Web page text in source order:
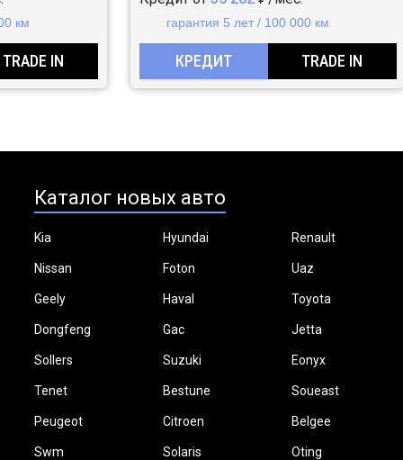
км
TRADE IN
гарантия 5 лет / 100 000 км
КРЕДИТ TRADE IN
Каталог новых авто
Kia Hyundai Renault
Nissan Foton Uaz
Geely Haval Toyota
Dongfeng Gac Jetta
Sollers Suzuki Eonyx
Tenet Bestune Soueast
Peugeot Citroen Belgee
Swm Solaris Oting